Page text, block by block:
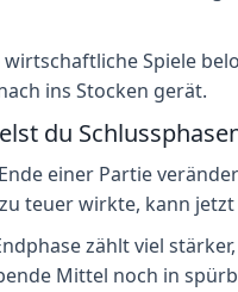
wirtschaftliche Spiele
ins Stocken gerät.
du
einer Partie
teuer wirkte, kann
zählt viel
Mittel noch in